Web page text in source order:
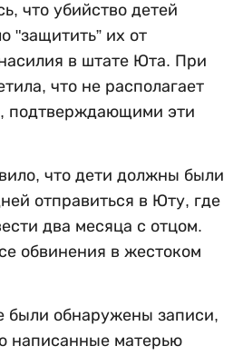
что убийство детей
"защитить” их от
в штате Юта. При
что не располагает
подтверждающими эти
что дети должны были
отправиться в Юту, где
два месяца с отцом.
обвинения в жестоком
были обнаружены записи,
написанные матерью